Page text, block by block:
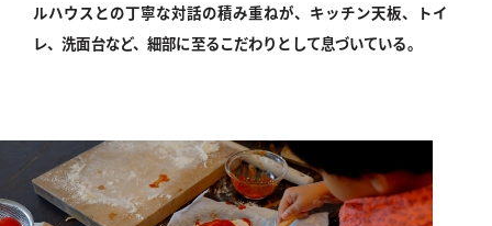
ルハウスとの丁寧な対話の積み重ねが、キッチン天板、トイ
レ、洗面台など、細部に至るこだわりとして息づいている。